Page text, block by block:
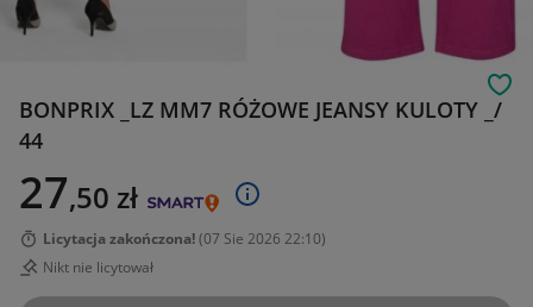
BONPRIX _LZ MM7 RÓŻOWE JEANSY KULOTY _/
44
27,50 zł
Licytacja zakończona!(07 Sie 2026 22:10)
Nikt nie licytował